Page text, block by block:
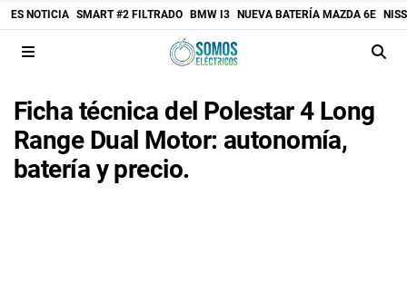
ES NOTICIA SMART #2 FILTRADO BMW I3 NUEVA BATERÍA MAZDA 6E
Ficha técnica del Polestar 4 Long
Range Dual Motor: autonomía,
batería y precio.